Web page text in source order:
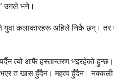
उनले भने।
युवा कलाकारहरू अहिले निकै छन्। तर
त्यो आफै हस्तान्तरण भइरहेको
त खास हुँदैन। महत्व हुँदैन। नक्कली